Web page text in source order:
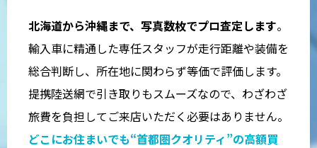
北海道から沖縄まで、写真数枚でプロ査定します。
輸入車に精通した専任スタッフが走行距離や装備を
総合判断し、所在地に関わらず等価で評価します。
提携陸送網で引き取りもスムーズなので、わざわざ
旅費を負担してご来店いただく必要はありません。
どこにお住まいでも“首都圏クオリティ”の高額買